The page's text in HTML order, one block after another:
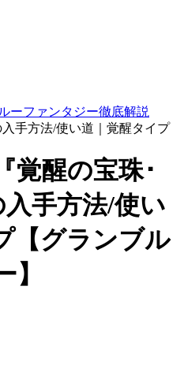
ーファンタジー徹底解説
入手方法/使い道｜覚醒タイプ
覚醒の宝珠･
手方法/使い
【グランブル